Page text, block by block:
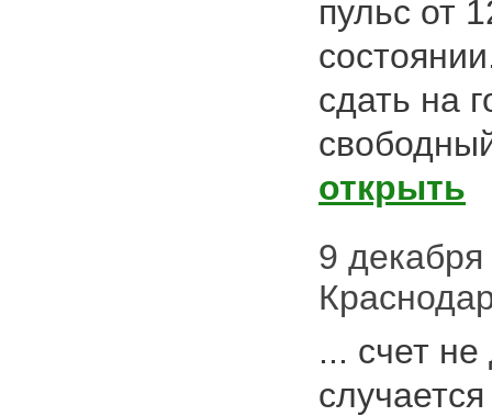
пульс от
сдать на
открыть
9
... счет